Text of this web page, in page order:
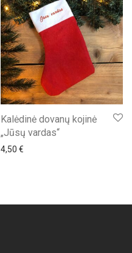
Kalėdinė dovanų kojinė
„Jūsų vardas“
4,50 €